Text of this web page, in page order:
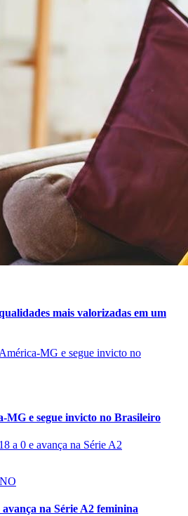
mais valorizadas em um
MG e segue invicto no Brasileiro
na Série A2 feminina